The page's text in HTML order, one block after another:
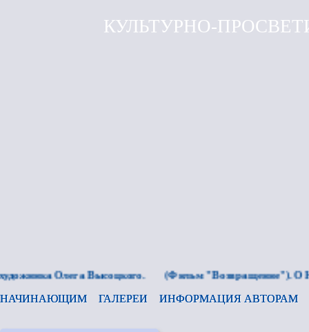
КУЛЬТУРНО-
Олега Высоцкого. (Фильм "Возвращение"). О
НАЧИНАЮЩИМ ГАЛЕРЕИ ИНФОРМАЦИЯ АВТОРАМ